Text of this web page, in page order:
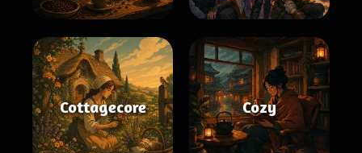
Cottagecore Cozy